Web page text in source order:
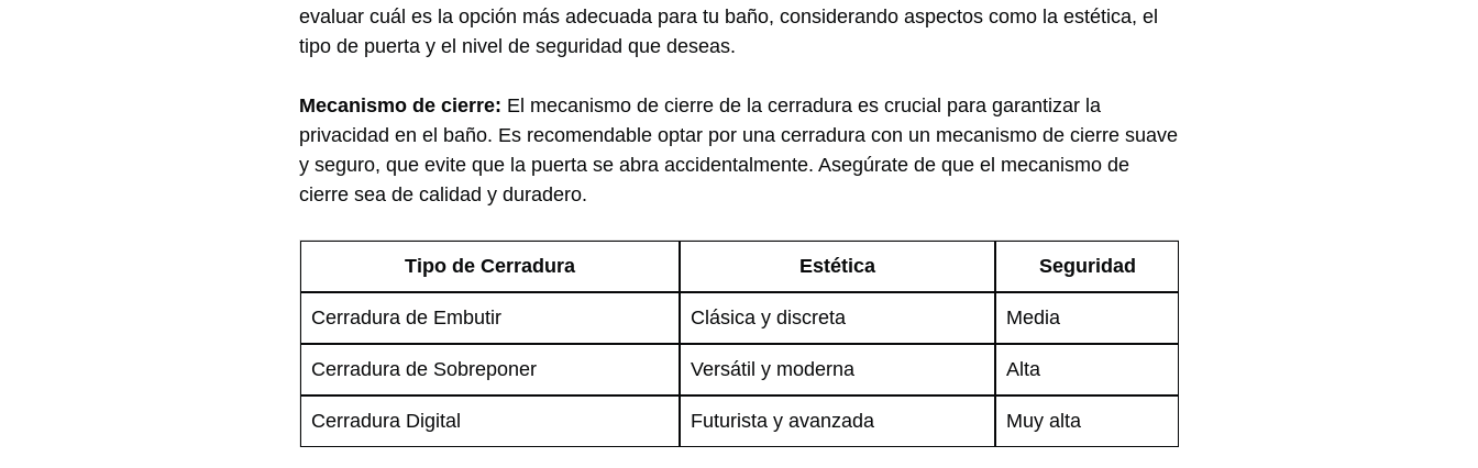
evaluar cuál⁢ es​ la‍ opción más adecuada para tu ‍baño, considerando aspectos como⁢ la estética, el
tipo de puerta y el nivel ​de seguridad que deseas.
Mecanismo de cierre: El mecanismo de cierre de la cerradura​ es crucial para garantizar la
privacidad en el baño. ⁤Es recomendable optar por una cerradura con ⁣un⁣ mecanismo de cierre suave
y seguro, que evite que la puerta se abra accidentalmente. Asegúrate de ​que ‌el mecanismo de
cierre sea de⁤ calidad y duradero.
Tipo de Cerradura Estética Seguridad
Cerradura de ‍Embutir Clásica ​y⁢ discreta Media
Cerradura de Sobreponer Versátil y moderna Alta
Cerradura Digital Futurista y avanzada Muy alta